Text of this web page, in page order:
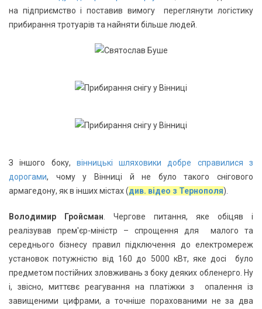
на підприємство і поставив вимогу переглянути логістику
прибирання тротуарів та найняти більше людей.
З іншого боку, вінницькі шляховики добре справилися з
дорогами, чому у Вінниці й не було такого снігового
армагедону, як в інших містах (див. відео з Тернополя).
Володимир Гройсман . Чергове питання, яке обіцяв і
реалізував прем'єр-міністр – спрощення для малого та
середнього бізнесу правил підключення до електромереж
установок потужністю від 160 до 5000 кВт, яке досі було
предметом постійних зловживань з боку деяких обленерго. Ну
і, звісно, миттєвє реагування на платіжки з опалення із
завищеними цифрами, а точніше порахованими не за два